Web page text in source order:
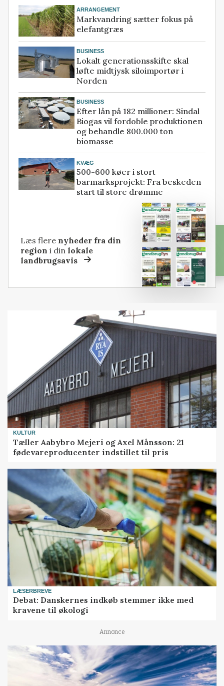
ARRANGEMENT
Markvandring sætter fokus på
elefantgræs
BUSINESS
Lokalt generationsskifte skal
løfte midtjysk siloimportør i
Norden
BUSINESS
Efter lån på 182 millioner: Sindal
Biogas vil fordoble produktionen
og behandle 800.000 ton
biomasse
KVÆG
500-600 køer i stort
barmarksprojekt: Fra beskeden
start til store drømme
Læs flere nyheder fra din
region i dinlokale
landbrugsavis
KULTUR
Tæller Aabybro Mejeri og Axel Månsson: 21
fødevareproducenter indstillet til pris
LÆSERBREVE
Debat: Danskernes indkøb stemmer ikke med
kravene til økologi
Annonce